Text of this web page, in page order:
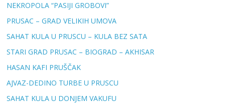
NEKROPOLA “PASIJI GROBOVI”
PRUSAC – GRAD VELIKIH UMOVA
SAHAT KULA U PRUSCU – KULA BEZ SATA
STARI GRAD PRUSAC – BIOGRAD – AKHISAR
HASAN KAFI PRUŠČAK
AJVAZ-DEDINO TURBE U PRUSCU
SAHAT KULA U DONJEM VAKUFU